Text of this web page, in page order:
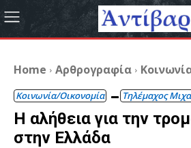
Home Αρθρογραφία
Κοινωνία/Οικονομία Τηλέμαχος
Η αλήθεια για την
στην Ελλάδα